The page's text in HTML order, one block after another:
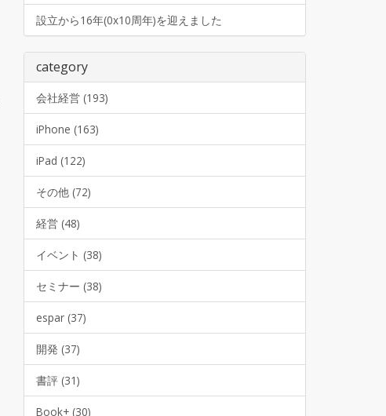
設立から16年(0x10周年)を迎えました
category
会社経営 (193)
iPhone (163)
iPad (122)
その他 (72)
経営 (48)
イベント (38)
セミナー (38)
espar (37)
開発 (37)
書評 (31)
Book+ (30)